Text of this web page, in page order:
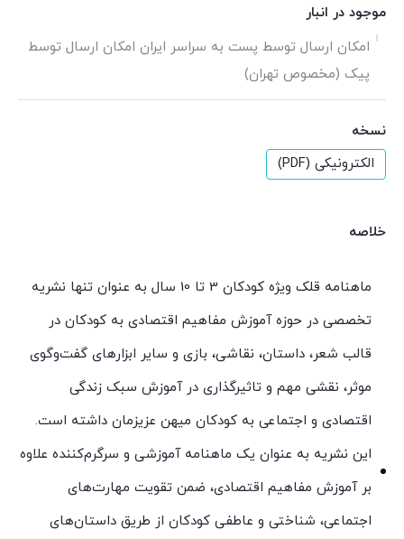
موجود در انبار
امکان ارسال توسط پست به سراسر ایران امکان ارسال توسط
پیک (مخصوص تهران)
نسخه
الکترونیکی (PDF)
خلاصه
ماهنامه قلک ویژه کودکان 3 تا 10 سال به عنوان تنها نشریه
تخصصی در حوزه آموزش مفاهیم اقتصادی به کودکان در
قالب شعر، داستان، نقاشی، بازی و سایر ابزارهای گفت‌وگوی
موثر، نقشی مهم و تاثیرگذاری در آموزش سبک زندگی
اقتصادی و اجتماعی به کودکان میهن عزیزمان داشته است.
این نشریه به عنوان یک ماهنامه آموزشی و سرگرم‌کننده علاوه
بر آموزش مفاهیم اقتصادی، ضمن تقویت مهارت‌های
اجتماعی، شناختی و عاطفی کودکان از طریق داستان‌های